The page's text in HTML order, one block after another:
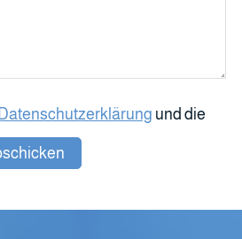
Datenschutzerklärung und die
sie.